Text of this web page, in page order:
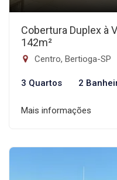
Cobertura Duplex à
142m²
Centro, Bertioga-SP
3 Quartos 2
Mais informações